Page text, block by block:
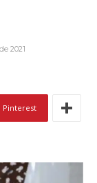
2021
Pinterest